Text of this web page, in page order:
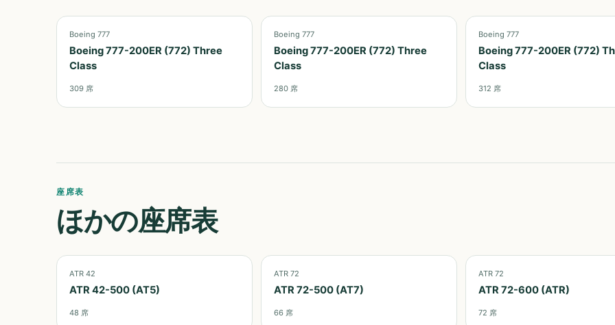
Boeing 777
Boeing 777-200ER (772) Three
Class
309 席
Boeing 777
Boeing 777-200ER (772) Three
Class
280 席
Boeing 777
Boeing 777-200ER (772)
Class
312 席
座席表
ほかの座席表
ATR 42
ATR 42-500 (AT5)
48 席
ATR 72
ATR 72-500 (AT7)
66 席
ATR 72
ATR 72-600 (ATR)
72 席